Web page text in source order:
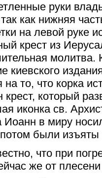
руки
как нижняя
на левой руке
крест из
молитва.
киевского
на то, что корка
который
иконка св.
Иоанн в миру
были изъяты
что при
же от